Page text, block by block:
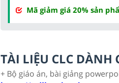
Mã giảm giá 20% sản
TÀI LIỆU CLC DÀNH
+ Bộ giáo án, bài giảng